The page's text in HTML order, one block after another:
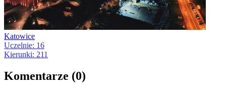
Katowice
Uczelnie: 16
Kierunki: 211
Komentarze (0)